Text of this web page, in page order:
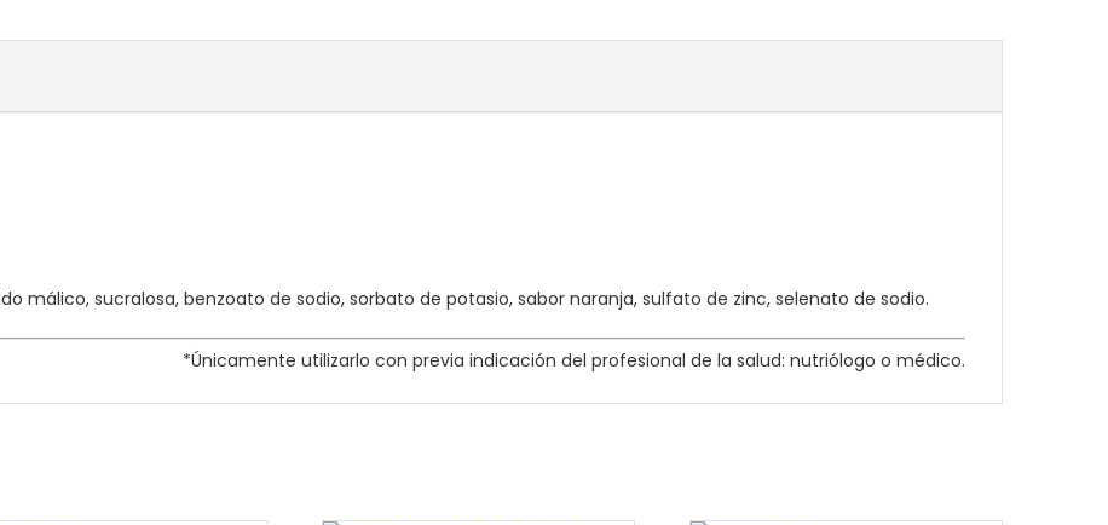
málico, sucralosa, benzoato de sodio, sorbato de potasio, sabor naranja, sulfato de zinc, selenato de sodio.
*Únicamente utilizarlo con previa indicación del profesional de la salud: nutriólogo o médico.